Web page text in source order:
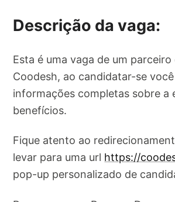
Descrição da vaga:
Esta é uma vaga de um
Coodesh, ao candidatar-se
informações completas sobre a
benefícios.
Fique atento ao
levar para uma url https://
pop-up personalizado de